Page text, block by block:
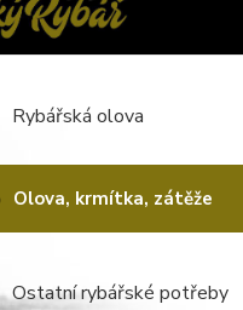
Rybářská olova
Olova, krmítka, zátěže
Ostatní rybářské potřeby